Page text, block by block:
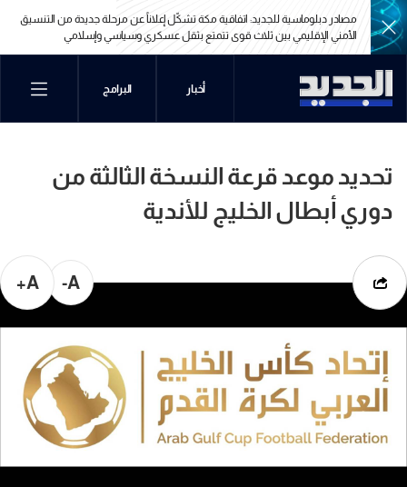
مصادر دبلوماسية للجديد: اتفاقية مكة تشكّل إعلاناً عن مرحلة جديدة من التنسيق
الأمني الإقليمي بين ثلاث قوى تتمتع بثقل عسكري وسياسي وإسلامي
مصادر دبلوماسية للجديد: اتفاقية مكة تشكّل إعلاناً عن مرحلة جديدة من التنسيق
الأمني الإقليمي بين ثلاث قوى تتمتع بثقل عسكري وسياسي وإسلامي
أخبار البرامج
تحديد موعد قرعة النسخة الثالثة من
دوري أبطال الخليج للأندية
A-
A+